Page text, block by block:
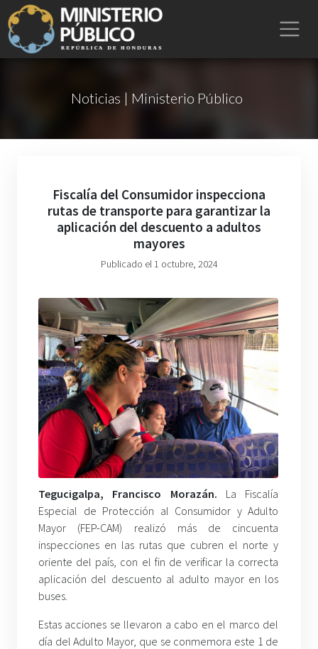
Noticias | Ministerio Público
Fiscalía del Consumidor inspecciona
rutas de transporte para garantizar la
aplicación del descuento a adultos
mayores
Publicado el 1 octubre, 2024
Tegucigalpa, Francisco Morazán. La Fiscalía
Especial de Protección al Consumidor y Adulto
Mayor (FEP-CAM) realizó más de cincuenta
inspecciones en las rutas que cubren el norte y
oriente del país, con el fin de verificar la correcta
aplicación del descuento al adulto mayor en los
buses.
Estas acciones se llevaron a cabo en el marco del
día del Adulto Mayor, que se conmemora este 1 de